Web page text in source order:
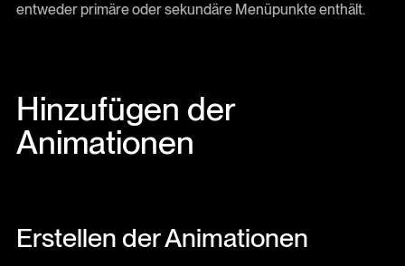
entweder primäre oder sekundäre Menüpunkte enthält.
Hinzufügen der
Animationen
Erstellen der Animationen